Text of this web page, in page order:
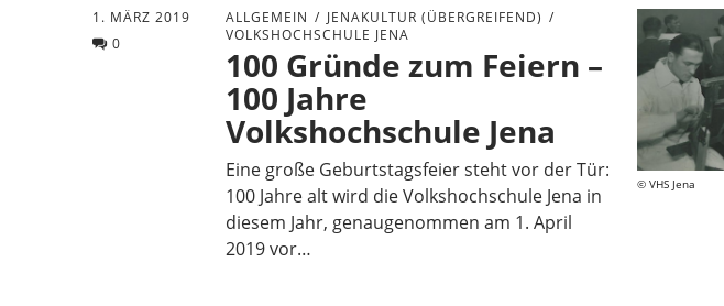
VHS Jena
1. MÄRZ 2019
0
ALLGEMEIN
JENAKULTUR (ÜBERGREIFEND)
VOLKSHOCHSCHULE JENA
100 Gründe zum Feiern –
100 Jahre
Volkshochschule Jena
Eine große Geburtstagsfeier steht vor der Tür:
100 Jahre alt wird die Volkshochschule Jena in
diesem Jahr, genaugenommen am 1. April
2019 vor…